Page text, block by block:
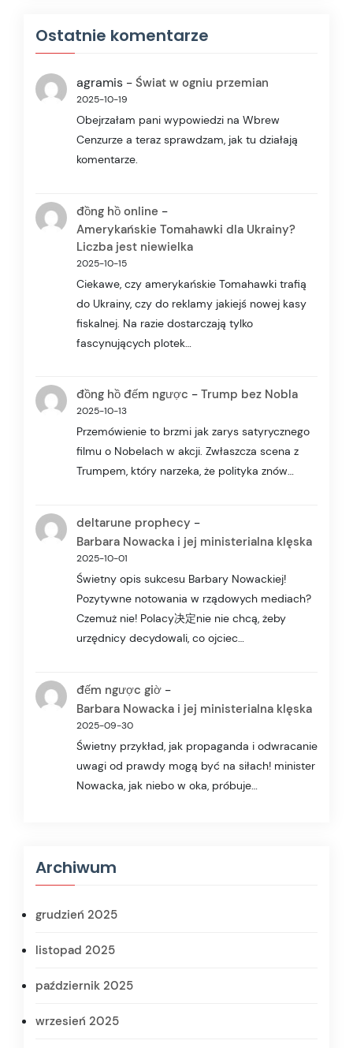
Ostatnie komentarze
agramis - Świat w ogniu przemian
2025-10-19
Obejrzałam pani wypowiedzi na Wbrew
Cenzurze a teraz sprawdzam, jak tu działają
komentarze.
đồng hồ online -
Amerykańskie Tomahawki dla Ukrainy?
Liczba jest niewielka
2025-10-15
Ciekawe, czy amerykańskie Tomahawki trafią
do Ukrainy, czy do reklamy jakiejś nowej kasy
fiskalnej. Na razie dostarczają tylko
fascynujących plotek…
đồng hồ đếm ngược - Trump bez Nobla
2025-10-13
Przemówienie to brzmi jak zarys satyrycznego
filmu o Nobelach w akcji. Zwłaszcza scena z
Trumpem, który narzeka, że polityka znów…
deltarune prophecy -
Barbara Nowacka i jej ministerialna klęska
2025-10-01
Świetny opis sukcesu Barbary Nowackiej!
Pozytywne notowania w rządowych mediach?
Czemuż nie! Polacy决定nie nie chcą, żeby
urzędnicy decydowali, co ojciec…
đếm ngược giờ -
Barbara Nowacka i jej ministerialna klęska
2025-09-30
Świetny przykład, jak propaganda i odwracanie
uwagi od prawdy mogą być na siłach! minister
Nowacka, jak niebo w oka, próbuje…
Archiwum
grudzień 2025
listopad 2025
październik 2025
wrzesień 2025